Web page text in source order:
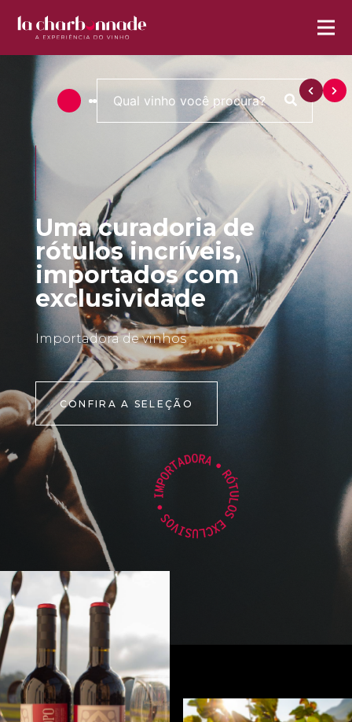
Uma curadoria de
rótulos incríveis,
importados com
exclusividade
Importadora de vinhos
CONFIRA A SELEÇÃO